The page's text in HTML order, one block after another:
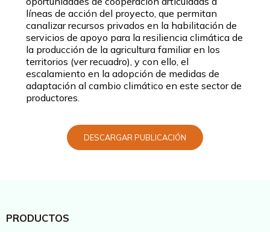
líneas de acción del proyecto, que permitan
canalizar recursos privados en la habilitación de
servicios de apoyo para la resiliencia climática de
la producción de la agricultura familiar en los
territorios (ver recuadro), y con ello, el
escalamiento en la adopción de medidas de
adaptación al cambio climático en este sector de
productores.
DESCARGAR PUBLICACIÓN
PRODUCTOS